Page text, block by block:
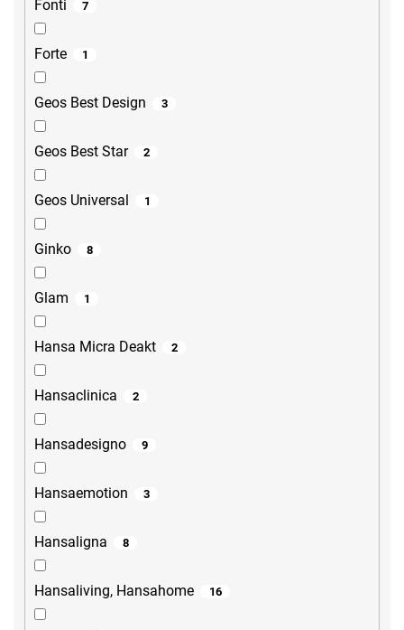
Fonti 7
Forte 1
Geos Best Design 3
Geos Best Star 2
Geos Universal 1
Ginko 8
Glam 1
Hansa Micra Deakt 2
Hansaclinica 2
Hansadesigno 9
Hansaemotion 3
Hansaligna 8
Hansaliving, Hansahome 16